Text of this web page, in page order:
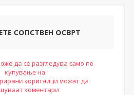
СОПСТВЕН ОСВРТ
да се разгледува само по
купување на
корисници можат да
коментари